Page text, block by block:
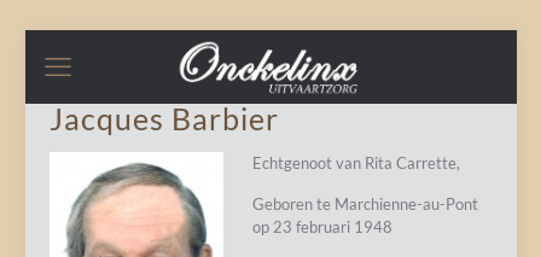
Jacques Barbier
Echtgenoot van Rita Carrette,
Geboren te Marchienne-au-Pont
op 23 februari 1948